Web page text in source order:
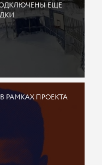
ЕЩЕ
РАМКАХ ПРОЕКТА